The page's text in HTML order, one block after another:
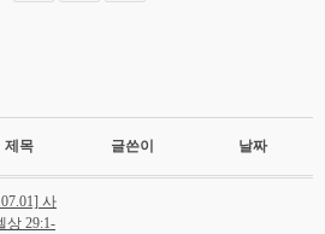
제목 글쓴이 날짜
사
상 29:1-